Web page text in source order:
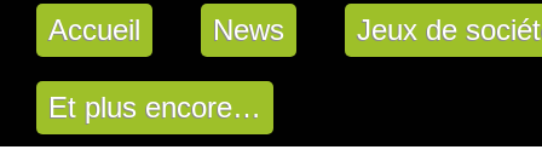
Accueil News Jeux de
Et plus encore…